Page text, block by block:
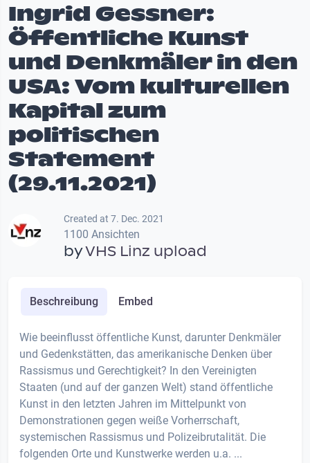
Ingrid Gessner:
Öffentliche Kunst
und Denkmäler in den
USA: Vom kulturellen
Kapital zum
politischen
Statement
(29.11.2021)
Created at 7. Dec. 2021
1100 Ansichten
byVHS Linz upload
Beschreibung Embed
Wie beeinflusst öffentliche Kunst, darunter Denkmäler
und Gedenkstätten, das amerikanische Denken über
Rassismus und Gerechtigkeit? In den Vereinigten
Staaten (und auf der ganzen Welt) stand öffentliche
Kunst in den letzten Jahren im Mittelpunkt von
Demonstrationen gegen weiße Vorherrschaft,
systemischen Rassismus und Polizeibrutalität. Die
folgenden Orte und Kunstwerke werden u.a. ...